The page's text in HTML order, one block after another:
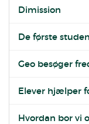
Dimission
De første
Geo besøger
Elever hjælper
Hvordan bor vi